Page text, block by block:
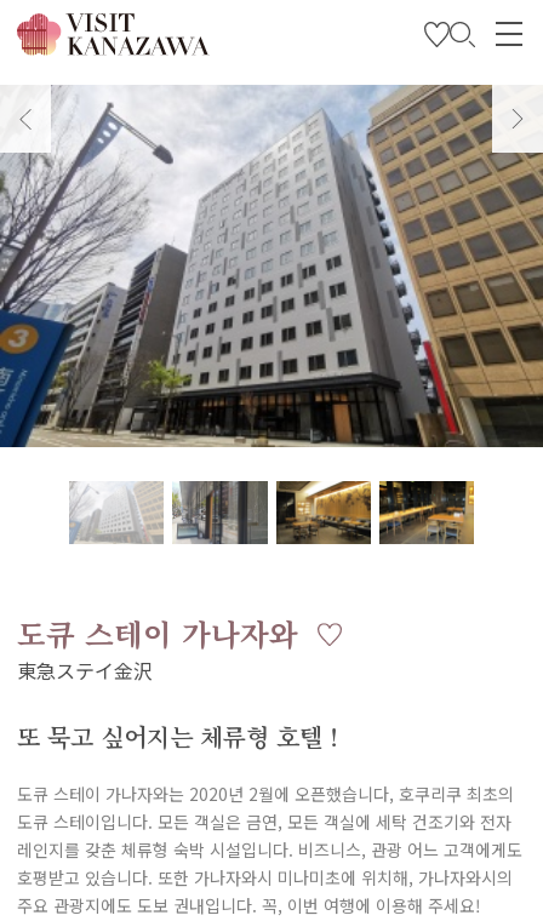
여행 계획 세우기
Travel Trade and Media
Languages
도큐 스테이 가나자와
또 묵고 싶어지는 체류형 호텔！
도큐 스테이 가나자와는 2020년 2월에 오픈했습니다, 호쿠리쿠 최초의
도큐 스테이입니다. 모든 객실은 금연, 모든 객실에 세탁 건조기와 전자
레인지를 갖춘 체류형 숙박 시설입니다. 비즈니스, 관광 어느 고객에게도
호평받고 있습니다. 또한 가나자와시 미나미초에 위치해, 가나자와시의
주요 관광지에도 도보 권내입니다. 꼭, 이번 여행에 이용해 주세요!